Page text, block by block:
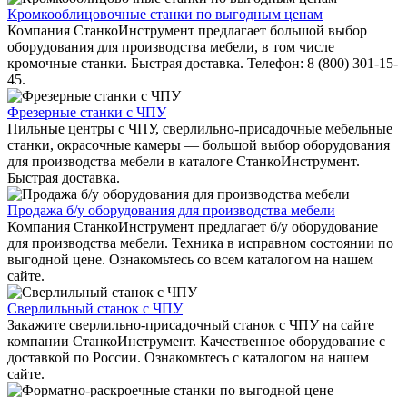
Кромкооблицовочные станки по выгодным ценам
Компания СтанкоИнструмент предлагает большой выбор
оборудования для производства мебели, в том числе
кромочные станки. Быстрая доставка. Телефон: 8 (800) 301-15-
45.
Фрезерные станки с ЧПУ
Пильные центры с ЧПУ, сверлильно-присадочные мебельные
станки, окрасочные камеры — большой выбор оборудования
для производства мебели в каталоге СтанкоИнструмент.
Быстрая доставка.
Продажа б/у оборудования для производства мебели
Компания СтанкоИнструмент предлагает б/у оборудование
для производства мебели. Техника в исправном состоянии по
выгодной цене. Ознакомьтесь со всем каталогом на нашем
сайте.
Сверлильный станок с ЧПУ
Закажите сверлильно-присадочный станок с ЧПУ на сайте
компании СтанкоИнструмент. Качественное оборудование с
доставкой по России. Ознакомьтесь с каталогом на нашем
сайте.